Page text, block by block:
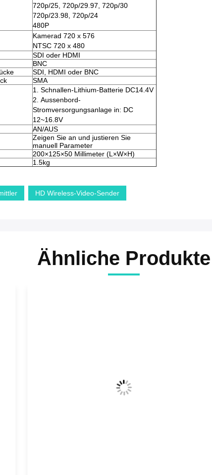
720p/25, 720p/29.97, 720p/30
720p/23.98, 720p/24
480P
Kamerad 720 x 576
NTSC 720 x 480
SDI oder HDMI
BNC
SDI, HDMI oder BNC
SMA
1. Schnallen-Lithium-Batterie DC14.4V
2. Aussenbord-
Stromversorgungsanlage in: DC
12~16.8V
AN/AUS
Zeigen Sie an und justieren Sie
manuell Parameter
200×125×50 Millimeter (L×W×H)
1.5kg
HD Wireless-Video-Sender
Ähnliche Produkte